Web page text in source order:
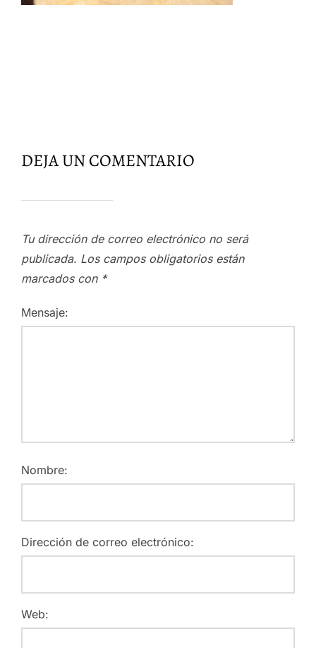
DEJA UN COMENTARIO
Tu dirección de correo electrónico no será
publicada. Los campos obligatorios están
marcados con *
Mensaje:
Nombre:
Dirección de correo electrónico:
Web: